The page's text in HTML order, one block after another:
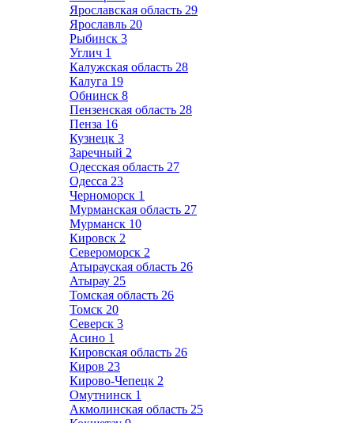
Ярославская область 29
Ярославль 20
Рыбинск 3
Углич 1
Калужская область 28
Калуга 19
Обнинск 8
Пензенская область 28
Пенза 16
Кузнецк 3
Заречный 2
Одесская область 27
Одесса 23
Черноморск 1
Мурманская область 27
Мурманск 10
Кировск 2
Североморск 2
Атырауская область 26
Атырау 25
Томская область 26
Томск 20
Северск 3
Асино 1
Кировская область 26
Киров 23
Кирово-Чепецк 2
Омутнинск 1
Акмолинская область 25